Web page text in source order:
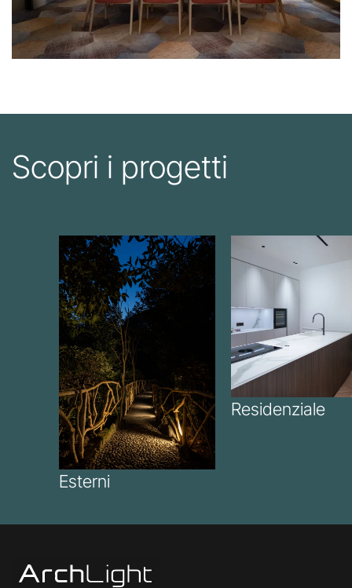
Scopri i progetti
Esterni
Residenziale